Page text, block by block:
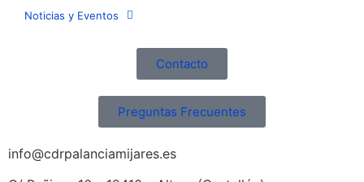
Noticias y Eventos
Contacto
Preguntas Frecuentes
info@cdrpalanciamijares.es